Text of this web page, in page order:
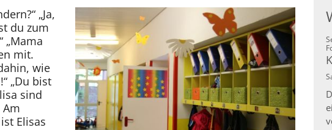
„Ja,
du zum
„Mama
mit.
wie
„Du bist
sind
Elisas